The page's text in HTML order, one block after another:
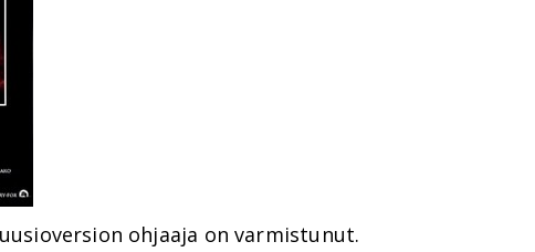
ohjaaja on varmistunut.